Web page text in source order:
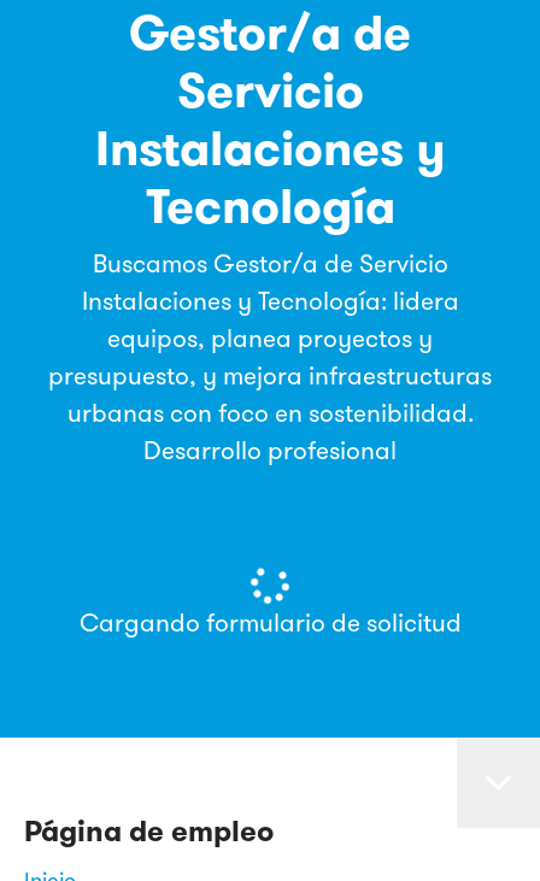
Gestor/a de
Servicio
Instalaciones y
Tecnología
Buscamos Gestor/a de Servicio
Instalaciones y Tecnología: lidera
equipos, planea proyectos y
presupuesto, y mejora infraestructuras
urbanas con foco en sostenibilidad.
Desarrollo profesional
Cargando formulario de solicitud
Página de empleo